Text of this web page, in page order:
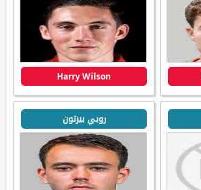
Harry Wilson
روبي بيرتون